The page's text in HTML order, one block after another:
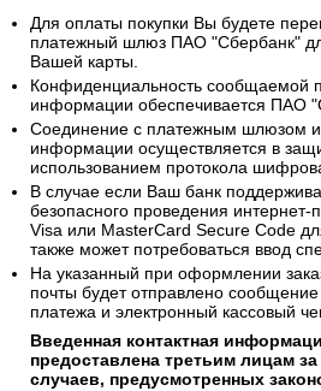
Для оплаты покупки Вы будете
платежный шлюз ПАО "Сбербанк"
Вашей карты.
Конфиденциальность сообщаемой
информации обеспечивается ПАО
Соединение с платежным шлюзом
информации осуществляется в
использованием протокола
В случае если Ваш банк
безопасного проведения интернет-
Visa или MasterCard Secure Code
также может потребоваться ввод
На указанный при оформлении
почты будет отправлено
платежа и электронный кассовый
Введенная контактная
предоставлена третьим лицам
случаев, предусмотренных